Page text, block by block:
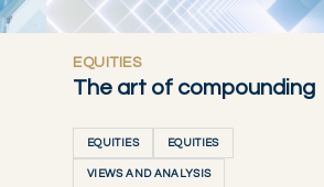
EQUITIES
The art of compounding
EQUITIES EQUITIES
VIEWS AND ANALYSIS